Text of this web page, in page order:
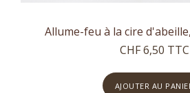
Allume-feu à la cire
CHF 6,50 TTC
AJOUTER AU